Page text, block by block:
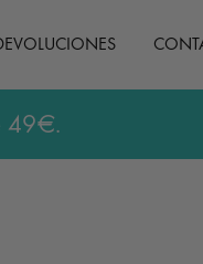
49€.